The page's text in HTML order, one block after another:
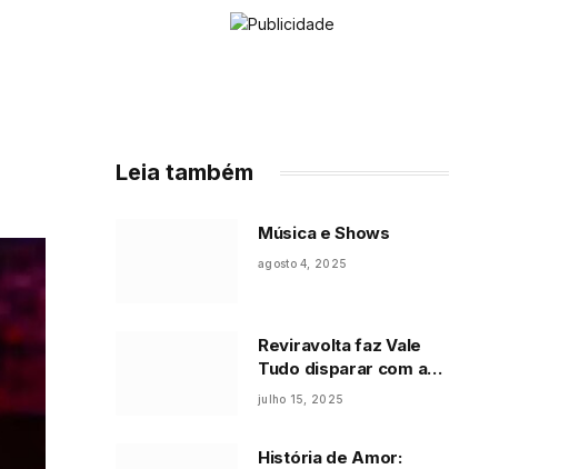
Leia também
Música e Shows
agosto 4, 2025
Reviravolta faz Vale
Tudo disparar com a
maior audiência
julho 15, 2025
História de Amor: